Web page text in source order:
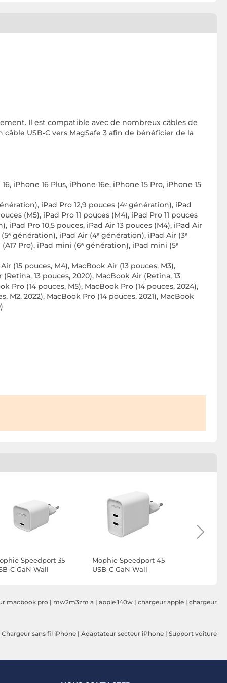
Il est compatible avec de nombreux câbles de
câble USB‑C vers MagSafe 3 afin de bénéficier de la
iPhone 16 Plus, iPhone 16e, iPhone 15 Pro, iPhone 15
iPad Pro 12,9 pouces (4ᵉ génération), iPad
(M5), iPad Pro 11 pouces (M4), iPad Pro 11 pouces
iPad Pro 10,5 pouces, iPad Air 13 pouces (M4), iPad Air
génération), iPad Air (4ᵉ génération), iPad Air (3ᵉ
Pro), iPad mini (6ᵉ génération), iPad mini (5ᵉ
(15 pouces, M4), MacBook Air (13 pouces, M3),
13 pouces, 2020), MacBook Air (Retina, 13
Pro (14 pouces, M5), MacBook Pro (14 pouces, 2024),
M2, 2022), MacBook Pro (14 pouces, 2021), MacBook
Speedport 35
C GaN Wall
Mophie Speedport 45
USB-C GaN Wall
macbook pro | mw2m3zm a | apple 140w | chargeur apple | chargeur
Chargeur sans fil iPhone | Adaptateur secteur iPhone | Support voiture